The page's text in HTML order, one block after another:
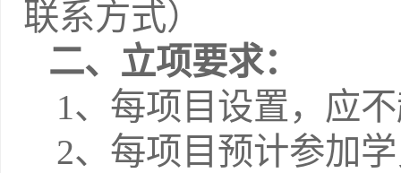
联系方式）
二、立项要求：
1、每项目设置，应
2、每项目预计参加